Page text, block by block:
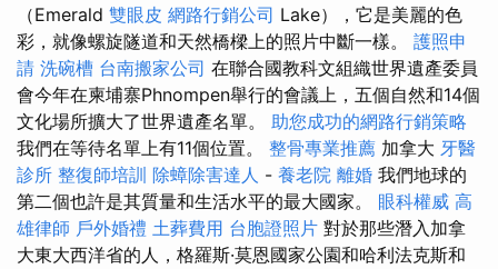
（Emerald 雙眼皮 網路行銷公司 Lake），它是美麗的色
彩，就像螺旋隧道和天然橋樑上的照片中斷一樣。 護照申
請 洗碗槽 台南搬家公司 在聯合國教科文組織世界遺產委員
會今年在柬埔寨Phnompen舉行的會議上，五個自然和14個
文化場所擴大了世界遺產名單。 助您成功的網路行銷策略
我們在等待名單上有11個位置。 整骨專業推薦 加拿大 牙醫
診所 整復師培訓 除蟑除害達人 - 養老院 離婚 我們地球的
第二個也許是其質量和生活水平的最大國家。 眼科權威 高
雄律師 戶外婚禮 土葬費用 台胞證照片 對於那些潛入加拿
大東大西洋省的人，格羅斯·莫恩國家公園和哈利法克斯和